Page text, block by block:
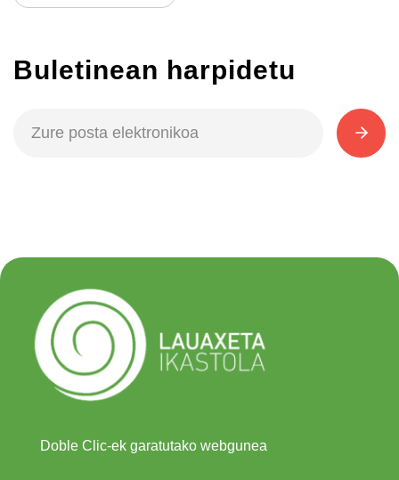
Buletinean harpidetu
Doble Clic-ek garatutako webgunea